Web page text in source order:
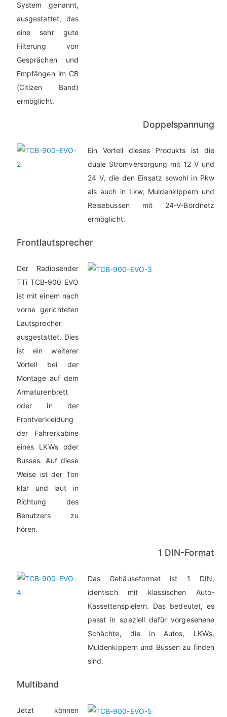
System genannt,
ausgestattet, das
eine sehr gute
Filterung von
Gesprächen und
Empfängen im CB
(Citizen Band)
ermöglicht.
Doppelspannung
Ein Vorteil dieses Produkts ist die
duale Stromversorgung mit 12 V und
24 V, die den Einsatz sowohl in Pkw
als auch in Lkw, Muldenkippern und
Reisebussen mit 24-V-Bordnetz
ermöglicht.
Frontlautsprecher
Der Radiosender
TTi TCB-900 EVO
ist mit einem nach
vorne gerichteten
Lautsprecher
ausgestattet. Dies
ist ein weiterer
Vorteil bei der
Montage auf dem
Armaturenbrett
oder in der
Frontverkleidung
der Fahrerkabine
eines LKWs oder
Busses. Auf diese
Weise ist der Ton
klar und laut in
Richtung des
Benutzers zu
hören.
1 DIN-Format
Das Gehäuseformat ist 1 DIN,
identisch mit klassischen Auto-
Kassettenspielern. Das bedeutet, es
passt in speziell dafür vorgesehene
Schächte, die in Autos, LKWs,
Muldenkippern und Bussen zu finden
sind.
Multiband
Jetzt können